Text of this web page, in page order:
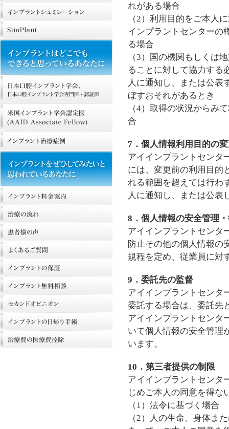
れがある場合
（2）利用目的をご本人
インプラントセンターの
る場合
（3）国の機関もしくは
ることに対して協力する
人に通知し、または公表
ぼすおそれがあるとき
（4）取得の状況からみ
合
7．個人情報利用目的の
アイインプラントセンタ
には、変更前の利用目的
れる範囲を超えては行わ
人に通知し、または公表
8．個人情報の安全管理
アイインプラントセンタ
防止その他の個人情報の
規程を定め、従業員に対
9．委託先の監督
アイインプラントセンタ
委託する場合は、委託先
アイインプラントセンタ
いて個人情報の安全管理
います。
10．第三者提供の制限
アイインプラントセンタ
じめご本人の同意を得な
（1）法令に基づく場合
（2）人の生命、身体ま